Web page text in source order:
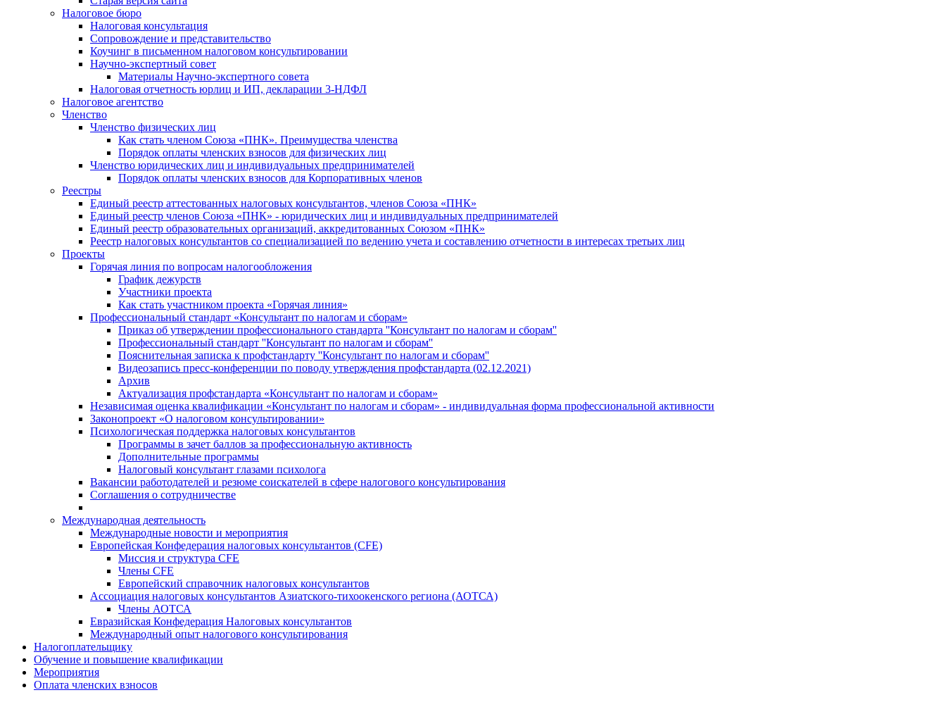
Налоговое бюро
Налоговая консультация
Cопровождение и представительство
Коучинг в письменном налоговом консультировании
Научно-экспертный совет
Материалы Научно-экспертного совета
Налоговая отчетность юрлиц и ИП, декларации 3-НДФЛ
Налоговое агентство
Членство
Членство физических лиц
Как стать членом Союза «ПНК». Преимущества членства
Порядок оплаты членских взносов для физических лиц
Членство юридических лиц и индивидуальных предпринимателей
Порядок оплаты членских взносов для Корпоративных членов
Реестры
Единый реестр аттестованных налоговых консультантов, членов Союза «ПНК»
Единый реестр членов Союза «ПНК» - юридических лиц и индивидуальных предпринимателей
Единый реестр образовательных организаций, аккредитованных Союзом «ПНК»
Реестр налоговых консультантов со специализацией по ведению учета и составлению отчетности в интересах третьих лиц
Проекты
Горячая линия по вопросам налогообложения
График дежурств
Участники проекта
Как стать участником проекта «Горячая линия»
Профессиональный стандарт «Консультант по налогам и сборам»
Приказ об утверждении профессионального стандарта ''Консультант по налогам и сборам''
Профессиональный стандарт ''Консультант по налогам и сборам''
Пояснительная записка к профстандарту ''Консультант по налогам и сборам''
Видеозапись пресс-конференции по поводу утверждения профстандарта (02.12.2021)
Архив
Актуализация профстандарта «Консультант по налогам и сборам»
Независимая оценка квалификации «Консультант по налогам и сборам» - индивидуальная форма профессиональной активности
Законопроект «О налоговом консультировании»
Психологическая поддержка налоговых консультантов
Программы в зачет баллов за профессиональную активность
Дополнительные программы
Налоговый консультант глазами психолога
Вакансии работодателей и резюме соискателей в сфере налогового консультирования
Соглашения о сотрудничестве
Международная деятельность
Международные новости и мероприятия
Европейская Конфедерация налоговых консультантов (CFE)
Миссия и структура CFE
Члены CFE
Европейский справочник налоговых консультантов
Ассоциация налоговых консультантов Азиатского-тихоокенского региона (АОТСА)
Члены АОТСА
Евразийская Конфедерация Налоговых консультантов
Международный опыт налогового консультирования
Налогоплательщику
Обучение и повышение квалификации
Мероприятия
Оплата членских взносов